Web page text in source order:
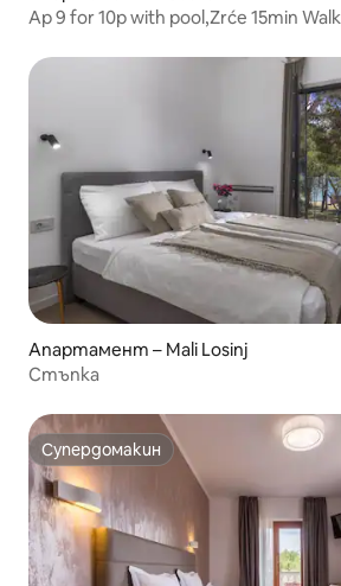
Ap 9 for 10p with pool,Zrće 15min Walk
Апартамент – Mali Losinj
Стъпка
Супердомакин
Супердомакин